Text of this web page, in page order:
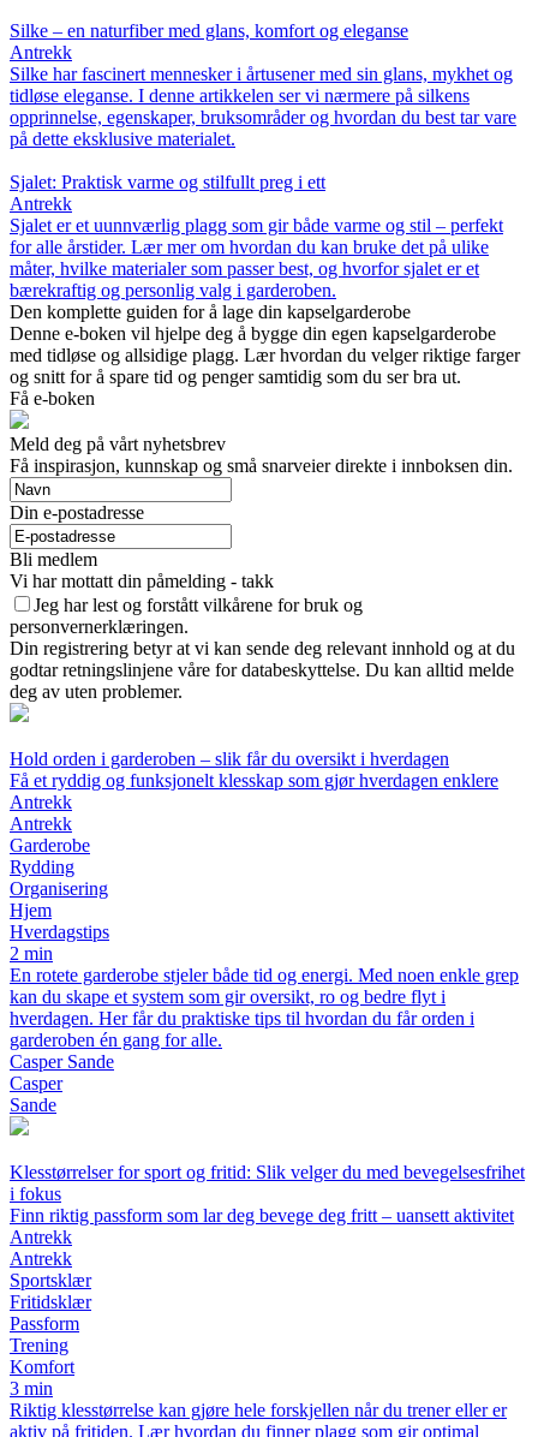
Silke – en naturfiber med glans, komfort og eleganse
Antrekk
Silke har fascinert mennesker i årtusener med sin glans, mykhet og
tidløse eleganse. I denne artikkelen ser vi nærmere på silkens
opprinnelse, egenskaper, bruksområder og hvordan du best tar vare
på dette eksklusive materialet.
Sjalet: Praktisk varme og stilfullt preg i ett
Antrekk
Sjalet er et uunnværlig plagg som gir både varme og stil – perfekt
for alle årstider. Lær mer om hvordan du kan bruke det på ulike
måter, hvilke materialer som passer best, og hvorfor sjalet er et
bærekraftig og personlig valg i garderoben.
Den komplette guiden for å lage din kapselgarderobe
Denne e-boken vil hjelpe deg å bygge din egen kapselgarderobe
med tidløse og allsidige plagg. Lær hvordan du velger riktige farger
og snitt for å spare tid og penger samtidig som du ser bra ut.
Få e-boken
Meld deg på vårt nyhetsbrev
Få inspirasjon, kunnskap og små snarveier direkte i innboksen din.
Din e-postadresse
Bli medlem
Vi har mottatt din påmelding - takk
Jeg har lest og forstått vilkårene for bruk og
personvernerklæringen.
Din registrering betyr at vi kan sende deg relevant innhold og at du
godtar retningslinjene våre for databeskyttelse. Du kan alltid melde
deg av uten problemer.
Hold orden i garderoben – slik får du oversikt i hverdagen
Få et ryddig og funksjonelt klesskap som gjør hverdagen enklere
Antrekk
Antrekk
Garderobe
Rydding
Organisering
Hjem
Hverdagstips
2 min
En rotete garderobe stjeler både tid og energi. Med noen enkle grep
kan du skape et system som gir oversikt, ro og bedre flyt i
hverdagen. Her får du praktiske tips til hvordan du får orden i
garderoben én gang for alle.
Casper Sande
Casper
Sande
Klesstørrelser for sport og fritid: Slik velger du med bevegelsesfrihet
i fokus
Finn riktig passform som lar deg bevege deg fritt – uansett aktivitet
Antrekk
Antrekk
Sportsklær
Fritidsklær
Passform
Trening
Komfort
3 min
Riktig klesstørrelse kan gjøre hele forskjellen når du trener eller er
aktiv på fritiden. Lær hvordan du finner plagg som gir optimal